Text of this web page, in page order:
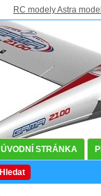
RC modely Astra
Hledat
ÚVODNÍ STRÁNKA